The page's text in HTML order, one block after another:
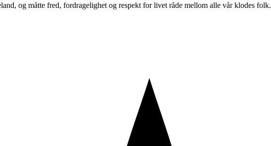
og måtte fred, fordragelighet og respekt for livet råde mellom alle vår klodes folk.